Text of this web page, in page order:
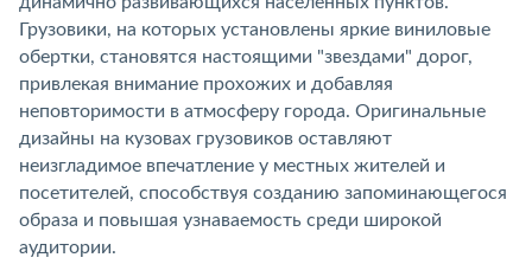
Грузовики, на которых установлены яркие виниловые
обертки, становятся настоящими "звездами" дорог,
привлекая внимание прохожих и добавляя
неповторимости в атмосферу города. Оригинальные
дизайны на кузовах грузовиков оставляют
неизгладимое впечатление у местных жителей и
посетителей, способствуя созданию запоминающегося
образа и повышая узнаваемость среди широкой
аудитории.